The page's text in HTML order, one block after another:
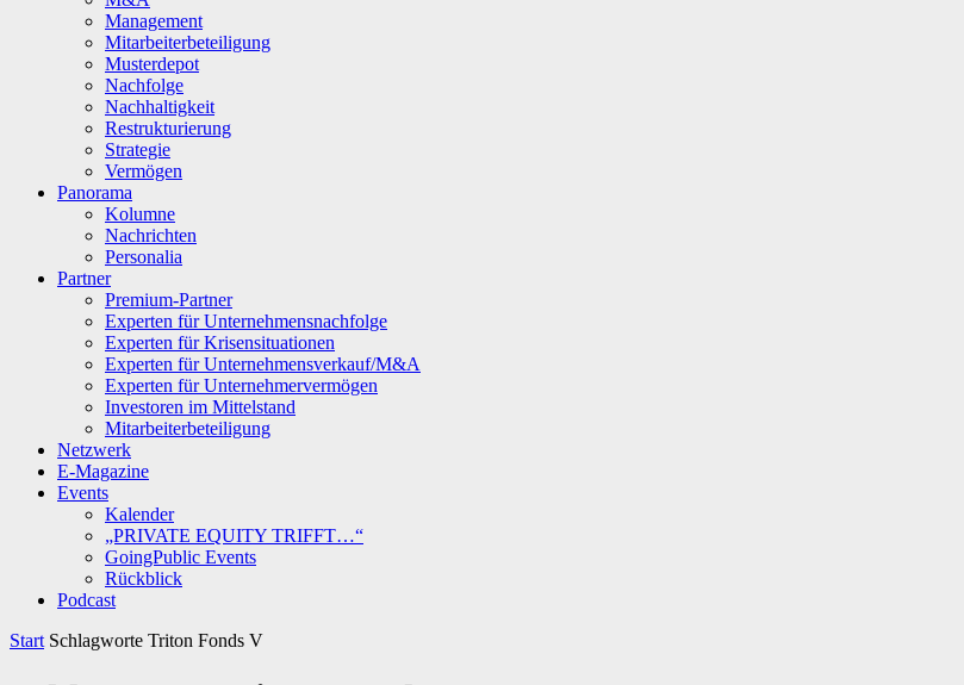
Management
Mitarbeiterbeteiligung
Musterdepot
Nachfolge
Nachhaltigkeit
Restrukturierung
Strategie
Vermögen
Panorama
Kolumne
Nachrichten
Personalia
Partner
Premium-Partner
Experten für Unternehmensnachfolge
Experten für Krisensituationen
Experten für Unternehmensverkauf/M&A
Experten für Unternehmervermögen
Investoren im Mittelstand
Mitarbeiterbeteiligung
Netzwerk
E-Magazine
Events
Kalender
„PRIVATE EQUITY TRIFFT…“
GoingPublic Events
Rückblick
Podcast
Start Schlagworte Triton Fonds V